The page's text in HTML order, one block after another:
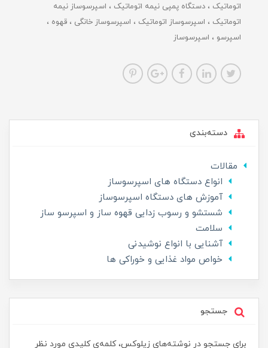
اتوماتیک
دستگاه پمپی نیمه اتوماتیک
اسپرسوساز نیمه
اتوماتیک
اسپرسوساز اتوماتیک اسپرسوساز خانگی
قهوه
اسپرسو
اسپرسوساز
دسته‌بندی
مقالات
انواع دستگاه های اسپرسوساز
آموزش های دستگاه اسپرسوساز
شستشو و رسوب زدایی قهوه ساز و اسپرسو ساز
سلامت
آشنایی با انواع نوشیدنی
خواص مواد غذایی و خوراکی ها
جستجو
برای جستجو در نوشته‌های زیلوکس، کلمه‌ی کلیدی مورد نظر